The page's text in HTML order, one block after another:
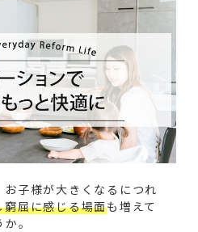
子様が大きくなるにつれ
屈に感じる場面も増えて
。